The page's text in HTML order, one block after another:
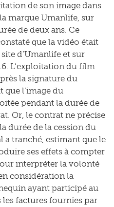
de son image dans
marque Umanlife, sur
de deux ans. Ce
que la vidéo était
d’Umanlife et sur
L’exploitation du film
la signature du
l’image du
pendant la durée de
Or, le contrat ne précise
durée de la cession du
a tranché, estimant que le
ses effets à compter
interpréter la volonté
considération la
ayant participé au
les factures fournies par